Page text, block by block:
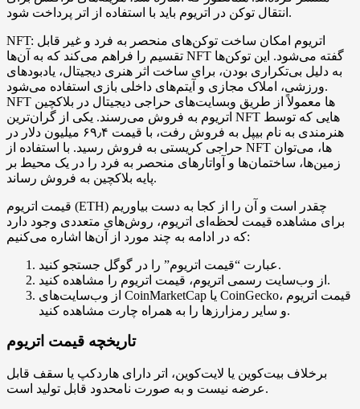
انتقال توکن در اتریوم باید با استفاده از اتر پرداخت شود.
NFT: اتریوم امکان ساخت توکن‌های منحصر به فرد و غیر قابل
تقسیم را فراهم می‌کند که به آن‌ها NFT گفته می‌شود. این توکن‌ها
به دلیل بی‌تکراری بودن، برای ساخت اثر هنری دیجیتال، یادبودهای
ورزشی، املاک مجازی و آیتم‌های داخلی بازی استفاده می‌شود.
NFT ها معمولاً از طریق وبسایت‌های حراجی دیجیتال در بلاکچین
اتریوم به فروش می‌رسند. یکی از گران‌ترین NFT هایی که توسط
هنرمندی به نام بیپل به فروش رفت، با قیمت ۶۹٫۴ میلیون دلار در
حراجی کریستی به فروش رسید. با استفاده از NFT ها، می‌توان
زمین‌ها، ساختمان‌ها و آواتارهای منحصر به فرد را در یک محیط بر
پایه بلاکچین به فروش رساند.
قیمت اتریوم (ETH) چقدر است و آن را از کجا به دست بیاوریم
برای مشاهده قیمت لحظه‌ای اتریوم، روش‌های متعددی وجود دارد
که در ادامه به چند مورد از آن‌ها اشاره می‌کنیم:
عبارت “قیمت اتریوم” را در گوگل جستجو کنید.
از وب‌سایت رسمی اتریوم، قیمت اتریوم را مشاهده کنید.
از وب‌سایت‌های CoinMarketCap یا CoinGecko، قیمت اتریوم
و سایر رمزارزها را به همراه چارت مشاهده کنید.
تاریخچه قیمت اتریوم
برخلاف بیت‌کوین یا لایت‌کوین، اتر دارای هاردکپ یا سقف قابل
عرضه نیست و به صورت نامحدود قابل تولید است.